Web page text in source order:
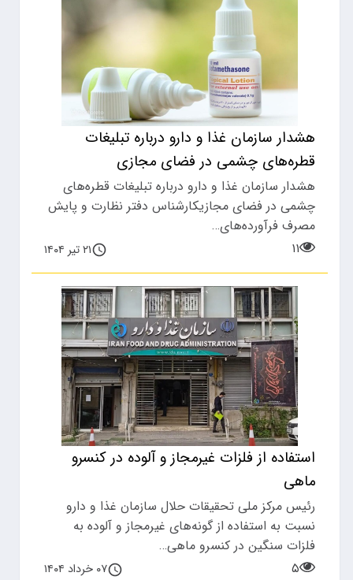
هشدار سازمان غذا و دارو درباره تبلیغات
قطره‌های چشمی در فضای مجازی
هشدار سازمان غذا و دارو درباره تبلیغات قطره‌های
چشمی در فضای مجازیکارشناس دفتر نظارت و پایش
مصرف فرآورده‌های…
۱۱
۲۱ تیر ۱۴۰۴
استفاده از فلزات غیرمجاز و آلوده در کنسرو
ماهی
رئیس مرکز ملی تحقیقات حلال سازمان غذا و دارو
نسبت به استفاده از گونه‌های غیرمجاز و آلوده به
فلزات سنگین در کنسرو ماهی…
۵
۰۷ خرداد ۱۴۰۴